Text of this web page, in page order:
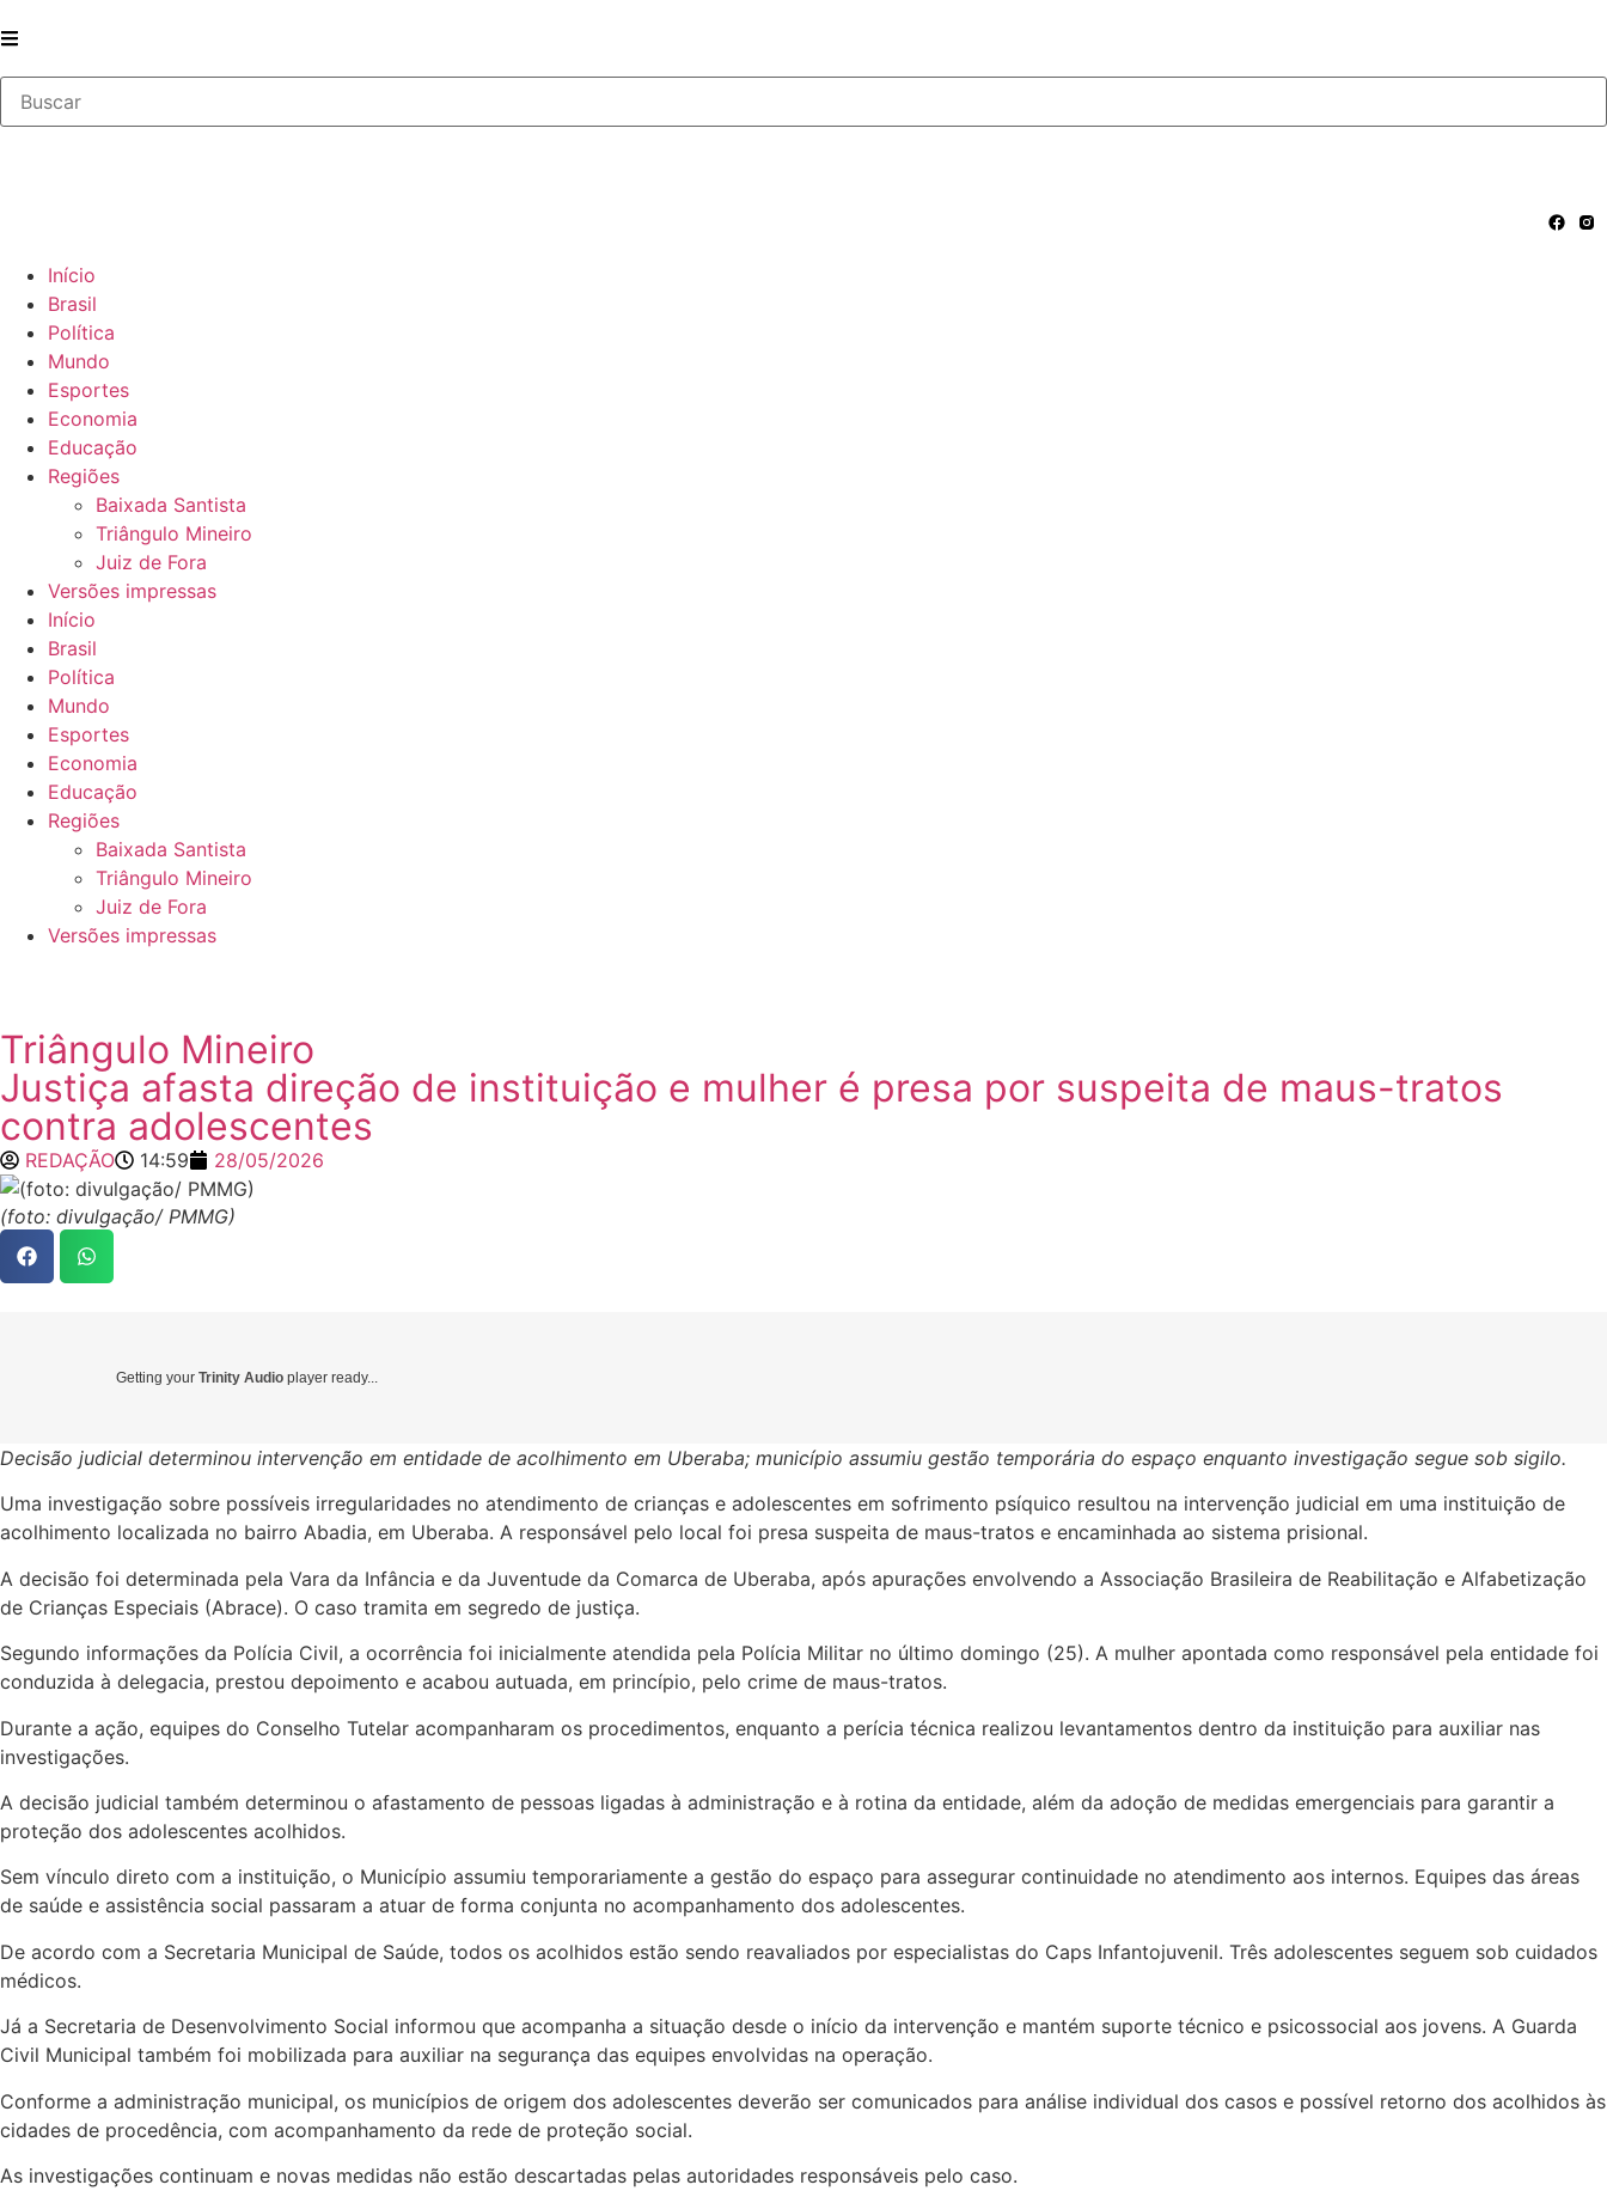
Início
Brasil
Política
Mundo
Esportes
Economia
Educação
Regiões
Baixada Santista
Triângulo Mineiro
Juiz de Fora
Versões impressas
Início
Brasil
Política
Mundo
Esportes
Economia
Educação
Regiões
Baixada Santista
Triângulo Mineiro
Juiz de Fora
Versões impressas
Triângulo Mineiro
Justiça afasta direção de instituição e mulher é presa por suspeita de maus-tratos
contra adolescentes
REDAÇÃO 14:59 28/05/2026
(foto: divulgação/ PMMG)
Getting your Trinity Audio player ready...
Decisão judicial determinou intervenção em entidade de acolhimento em Uberaba; município assumiu gestão temporária do espaço enquanto investigação segue sob sigilo.
Uma investigação sobre possíveis irregularidades no atendimento de crianças e adolescentes em sofrimento psíquico resultou na intervenção judicial em uma instituição de
acolhimento localizada no bairro Abadia, em Uberaba. A responsável pelo local foi presa suspeita de maus-tratos e encaminhada ao sistema prisional.
A decisão foi determinada pela Vara da Infância e da Juventude da Comarca de Uberaba, após apurações envolvendo a Associação Brasileira de Reabilitação e Alfabetização
de Crianças Especiais (Abrace). O caso tramita em segredo de justiça.
Segundo informações da Polícia Civil, a ocorrência foi inicialmente atendida pela Polícia Militar no último domingo (25). A mulher apontada como responsável pela entidade foi
conduzida à delegacia, prestou depoimento e acabou autuada, em princípio, pelo crime de maus-tratos.
Durante a ação, equipes do Conselho Tutelar acompanharam os procedimentos, enquanto a perícia técnica realizou levantamentos dentro da instituição para auxiliar nas
investigações.
A decisão judicial também determinou o afastamento de pessoas ligadas à administração e à rotina da entidade, além da adoção de medidas emergenciais para garantir a
proteção dos adolescentes acolhidos.
Sem vínculo direto com a instituição, o Município assumiu temporariamente a gestão do espaço para assegurar continuidade no atendimento aos internos. Equipes das áreas
de saúde e assistência social passaram a atuar de forma conjunta no acompanhamento dos adolescentes.
De acordo com a Secretaria Municipal de Saúde, todos os acolhidos estão sendo reavaliados por especialistas do Caps Infantojuvenil. Três adolescentes seguem sob cuidados
médicos.
Já a Secretaria de Desenvolvimento Social informou que acompanha a situação desde o início da intervenção e mantém suporte técnico e psicossocial aos jovens. A Guarda
Civil Municipal também foi mobilizada para auxiliar na segurança das equipes envolvidas na operação.
Conforme a administração municipal, os municípios de origem dos adolescentes deverão ser comunicados para análise individual dos casos e possível retorno dos acolhidos às
cidades de procedência, com acompanhamento da rede de proteção social.
As investigações continuam e novas medidas não estão descartadas pelas autoridades responsáveis pelo caso.